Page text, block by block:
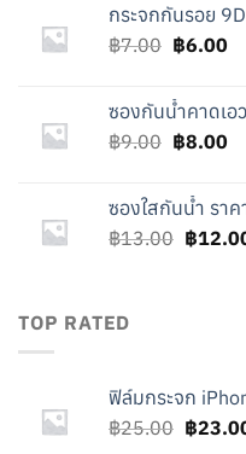
฿
กระจกกันรอย
฿7.00 Original
was:
฿7.00.
฿6.00
฿
ซองกันน้ำคาดเอ
฿9.00 Original
was:
฿9.00.
฿8.00
฿
ซองใสกันน้ำ รา
฿13.00 ฿
TOP RATED
ฟิล์มกระจก
฿25.00 ฿